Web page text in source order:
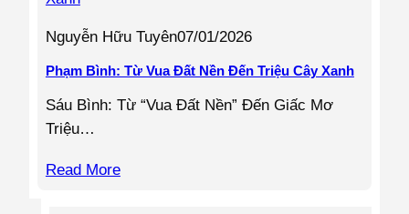
Nguyễn Hữu Tuyên07/01/2026
Phạm Bình: Từ Vua Đất Nền Đến Triệu Cây Xanh
Sáu Bình: Từ “Vua Đất Nền” Đến Giấc Mơ
Triệu…
Read More